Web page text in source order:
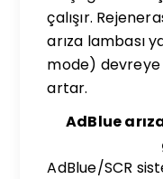
çalışır.
arıza lambası
mode)
artar.
AdBlue
AdBlue/SCR